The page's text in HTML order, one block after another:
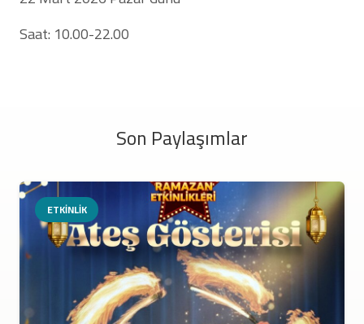
Saat: 10.00-22.00
Son Paylaşımlar
ETKINLIK